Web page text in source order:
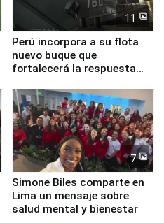
11
Perú incorpora a su flota
nuevo buque que
fortalecerá la respuesta
7
Simone Biles comparte en
Lima un mensaje sobre
salud mental y bienestar